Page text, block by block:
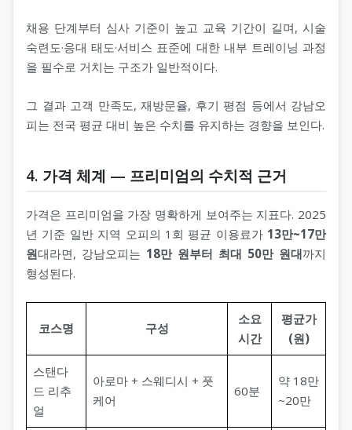
채용 단계부터 심사 기준이 높고 교육 기간이 길며, 시술
숙련도·응대 태도·서비스 표준에 대한 내부 트레이닝 과정
을 필수로 거치는 구조가 일반적이다.
그 결과 고객 만족도, 재방문율, 후기 평점 등에서 강남오
피는 전국 평균 대비 높은 수치를 유지하는 경향을 보인다.
4. 가격 체계 — 프리미엄의 수치적 근거
가격은 프리미엄을 가장 명확하게 보여주는 지표다. 2025
년 기준 일반 지역 오피의 1회 평균 이용료가 13만~17만
원대라면, 강남오피는 18만 원부터 최대 50만 원대까지
형성된다.
코스명 구성
소요
시간
평균가
(원)
스탠다
드 리추
얼
아로마 + 스웨디시 + 풋
케어
60분
약 18만
~20만